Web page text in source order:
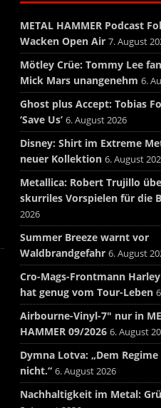
METAL HAMMER Podcast
Wacken Open Air 7. August
Mötley Crüe: Tommy Lee
Mick Mars unangenehm 6.
Ghost plus Accept: Tobias
‘Save Us’ 6. August 2026
Disney: Shirt im Extreme
neuer Kollektion 6. August
Metallica: Robert Trujillo
skurriles Vorspielen für die
2026
Summer Breeze warnt vor
Waldbrandgefahr 6. August
Cro-Mags-Frontmann
hat genug vom Tour-Leben
Airbourne-Vinyl-7″ nur in
HAMMER 09/2026 6. August
Dymna Lotva: „Dem
nicht.“ 6. August 2026
Nachhaltigkeit im Metal: